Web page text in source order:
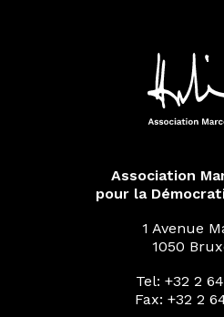
Association
pour la
1 Avenue
1050
Tel: +32 2
Fax: +32 2